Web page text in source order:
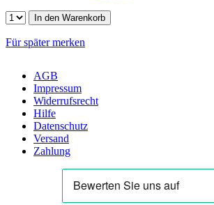
In den Warenkorb
Für später merken
AGB
Impressum
Widerrufsrecht
Hilfe
Datenschutz
Versand
Zahlung